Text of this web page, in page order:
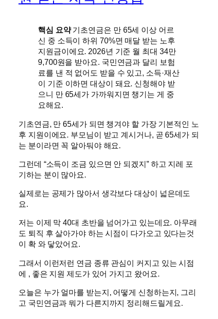
핵심 요약기초연금은 만 65세 이상 어르
신 중 소득이 하위 70%면 매달 받는 노후
지원금이에요. 2026년 기준 월 최대 34만
9,700원을 받아요. 국민연금과 달리 보험
료를 낸 적 없어도 받을 수 있고, 소득·재산
이 기준 이하면 대상이 돼요. 신청해야 받
으니 만 65세가 가까워지면 챙기는 게 중
요해요.
기초연금, 만 65세가 되면 챙겨야 할 가장 기본적인 노
후 지원이에요. 부모님이 받고 계시거나, 곧 65세가 되
는 분이라면 꼭 알아둬야 해요.
그런데 “소득이 조금 있으면 안 되겠지” 하고 지레 포
기하는 분이 많아요.
실제로는 공제가 많아서 생각보다 대상이 넓은데도
요.
저는 이제 막 40대 초반을 넘어가고 있는데요. 아무래
도 퇴직 후 살아가야 하는 시점이 다가오고 있다는것
이 확 와 닿았어요.
그래서 이런저런 연금 종류 관심이 커지고 있는 시점
에 , 좋은 지원 제도가 있어 가지고 왔어요.
오늘은 누가 얼마를 받는지, 어떻게 신청하는지, 그리
고 국민연금과 뭐가 다른지까지 정리해드릴게요.